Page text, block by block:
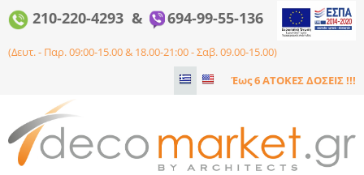
210-220-4293 & 694-99-55-136
(Δευτ. - Παρ. 09:00-15.00 & 18.00-21:00 - Σαβ. 09.00-15.00)
Έως 6 ΑΤΟΚΕΣ ΔΟΣΕΙΣ !!!